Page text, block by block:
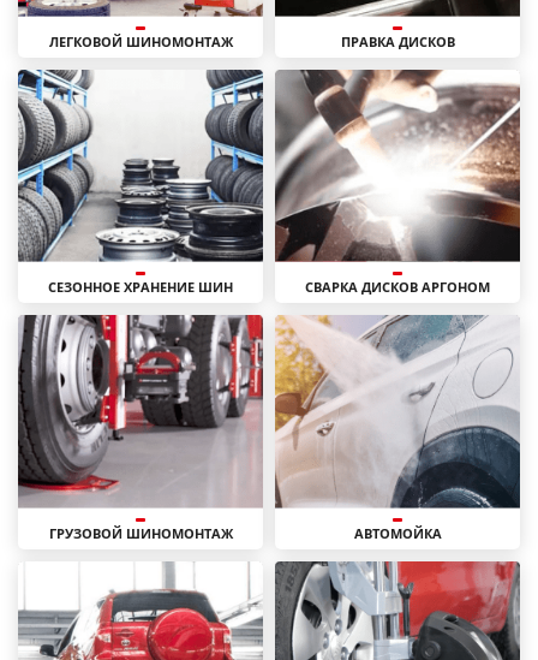
ЛЕГКОВОЙ ШИНОМОНТАЖ ПРАВКА ДИСКОВ
СЕЗОННОЕ ХРАНЕНИЕ ШИН СВАРКА ДИСКОВ АРГОНОМ
ГРУЗОВОЙ ШИНОМОНТАЖ АВТОМОЙКА